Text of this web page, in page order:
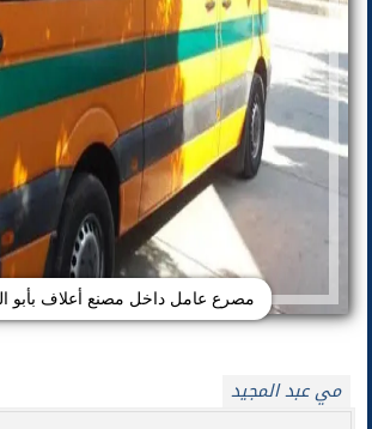
مصرع عامل داخل مصنع أعلاف بأبو
مي عبد المجيد